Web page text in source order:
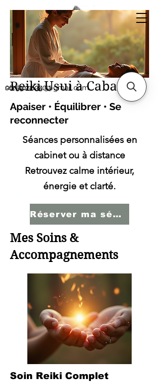
sonia.reiki50@gmail.com
06.59.22.34.51
Sonia SERBINI
Thérapeute soins
énergétiques Reiki Usui
Reiki Usui à Cabasse
Apaiser • Équilibrer • Se
reconnecter
Séances personnalisées en
cabinet ou à distance
Retrouvez calme intérieur,
énergie et clarté.
Réserver ma séance
Mes Soins &
Accompagnements
Soin Reiki Complet